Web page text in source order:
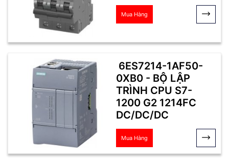
Mua Hàng
6ES7214-1AF50-
0XB0 - BỘ LẬP
TRÌNH CPU S7-
1200 G2 1214FC
DC/DC/DC
Mua Hàng